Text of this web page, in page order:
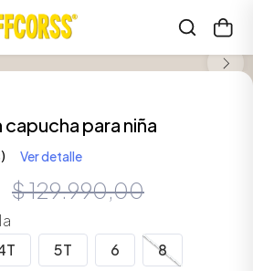
para niña
Ver detalle
$129.990,00
5T 6 8